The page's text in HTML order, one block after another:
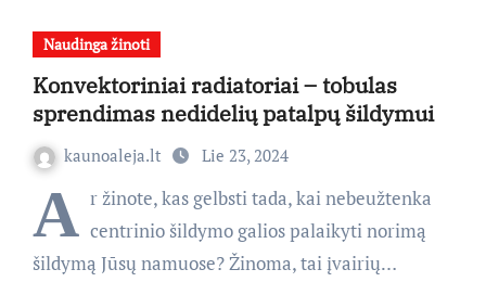
Naudinga žinoti
Konvektoriniai radiatoriai – tobulas
sprendimas nedidelių patalpų šildymui
kaunoaleja.lt Lie 23, 2024
A r žinote, kas gelbsti tada, kai nebeužtenka
centrinio šildymo galios palaikyti norimą
šildymą Jūsų namuose? Žinoma, tai įvairių…